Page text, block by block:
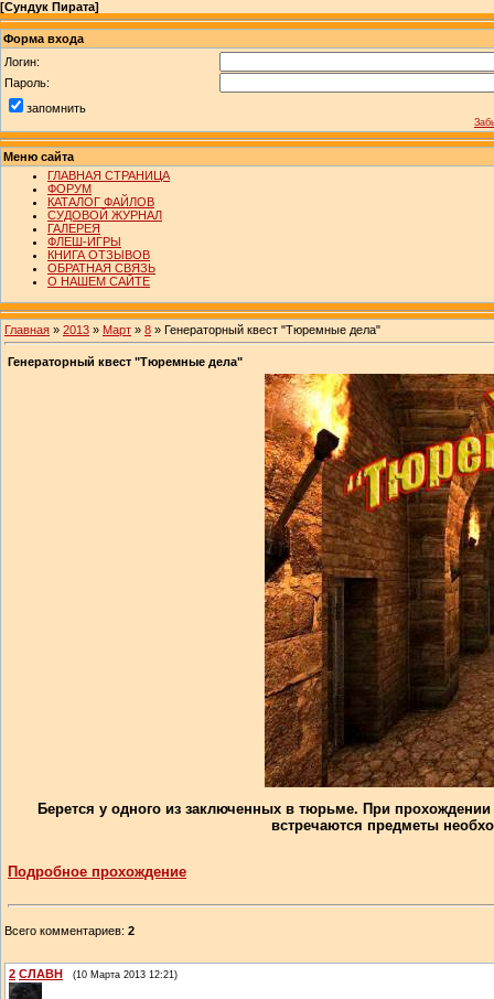
[Сундук Пирата]
Форма входа
Логин:
Пароль:
запомнить
Меню сайта
ГЛАВНАЯ СТРАНИЦА
ФОРУМ
КАТАЛОГ ФАЙЛОВ
СУДОВОЙ ЖУРНАЛ
ГАЛЕРЕЯ
ФЛЕШ-ИГРЫ
КНИГА ОТЗЫВОВ
ОБРАТНАЯ СВЯЗЬ
О НАШЕМ САЙТЕ
Главная » 2013 » Март » 8 » Генераторный квест "Тюремные дела"
Генераторный квест "Тюремные дела"
Берется у одного из заключенных в тюрьме. При
встречаются предметы
Подробное прохождение
Всего комментариев: 2
2 СЛАВН (10 Марта 2013 12:21)